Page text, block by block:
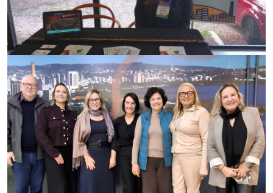
17/06/2026
Porto Alegre em destaque no setor da saúde